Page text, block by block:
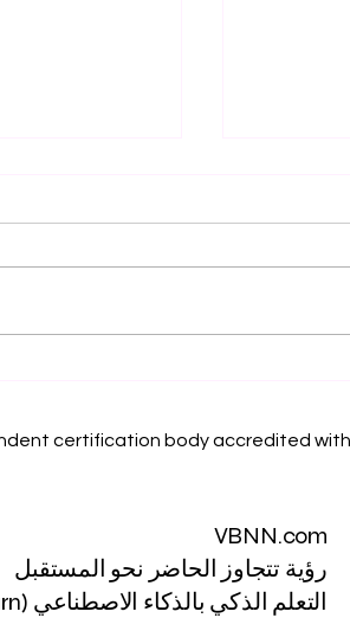
certification body accredited
VBNN.com
رؤية تتجاوز الحاضر نحو المستقبل
التعلم الذكي بالذكاء الاصطناعي (AI SmartLearn)